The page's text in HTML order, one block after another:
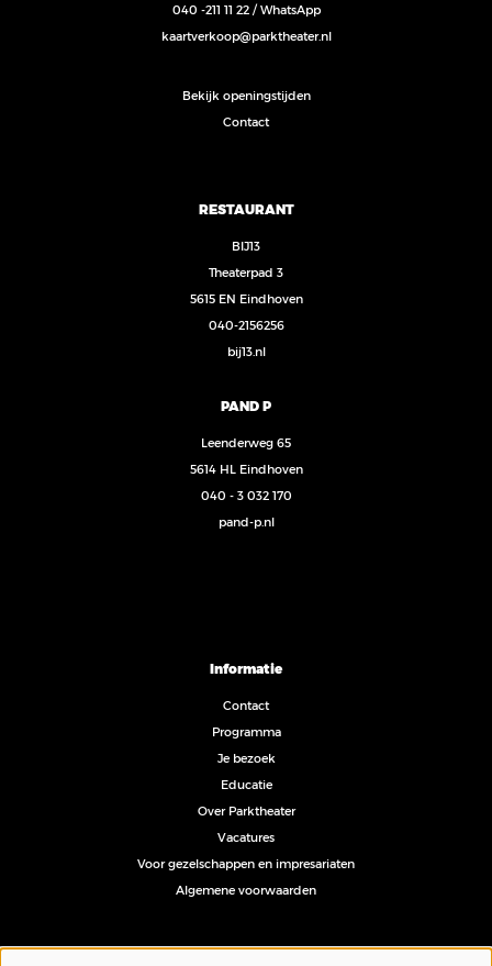
040 -211 11 22/WhatsApp
kaartverkoop@parktheater.nl
Bekijk openingstijden
Contact
RESTAURANT
BIJ13
Theaterpad 3
5615 EN Eindhoven
040-2156256
bij13.nl
PAND P
Leenderweg 65
5614 HL Eindhoven
040 - 3 032 170
pand-p.nl
Informatie
Contact
Programma
Je bezoek
Educatie
Over Parktheater
Vacatures
Voor gezelschappen en impresariaten
Algemene voorwaarden